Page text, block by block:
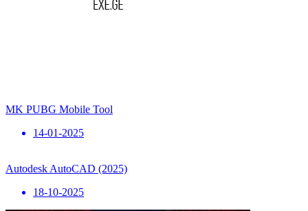
MK PUBG Mobile Tool
14-01-2025
Autodesk AutoCAD (2025)
18-10-2025